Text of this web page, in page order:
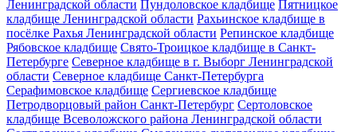
Ленинградской области Пундоловское кладбище Пятницкое
кладбище Ленинградской области Рахьинское кладбище в
посёлке Рахья Ленинградской области Репинское кладбище
Рябовское кладбище Свято-Троицкое кладбище в Санкт-
Петербурге Северное кладбище в г. Выборг Ленинградской
области Северное кладбище Санкт-Петербурга
Серафимовское кладбище Сергиевское кладбище
Петродворцовый район Санкт-Петербург Сертоловское
кладбище Всеволожского района Ленинградской области